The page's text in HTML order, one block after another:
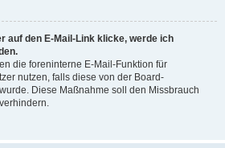
auf den E-Mail-Link klicke, werde ich
die foreninterne E-Mail-Funktion für
nutzen, falls diese von der Board-
Diese Maßnahme soll den Missbrauch